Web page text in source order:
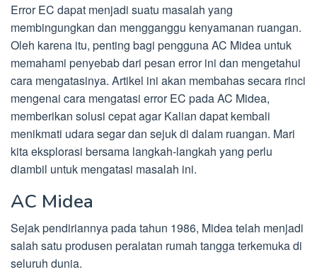
Error EC dapat menjadi suatu masalah yang
membingungkan dan mengganggu kenyamanan ruangan.
Oleh karena itu, penting bagi pengguna AC Midea untuk
memahami penyebab dari pesan error ini dan mengetahui
cara mengatasinya. Artikel ini akan membahas secara rinci
mengenai cara mengatasi error EC pada AC Midea,
memberikan solusi cepat agar Kalian dapat kembali
menikmati udara segar dan sejuk di dalam ruangan. Mari
kita eksplorasi bersama langkah-langkah yang perlu
diambil untuk mengatasi masalah ini.
AC Midea
Sejak pendiriannya pada tahun 1986, Midea telah menjadi
salah satu produsen peralatan rumah tangga terkemuka di
seluruh dunia.